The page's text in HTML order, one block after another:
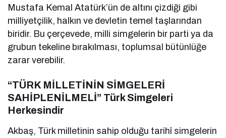
Mustafa Kemal Atatürk’ün de altını çizdiği gibi
milliyetçilik, halkın ve devletin temel taşlarından
biridir. Bu çerçevede, milli simgelerin bir parti ya da
grubun tekeline bırakılması, toplumsal bütünlüğe
zarar verebilir.
“TÜRK MİLLETİNİN SİMGELERİ
SAHİPLENİLMELİ” Türk Simgeleri
Herkesindir
Akbaş, Türk milletinin sahip olduğu tarihî simgelerin